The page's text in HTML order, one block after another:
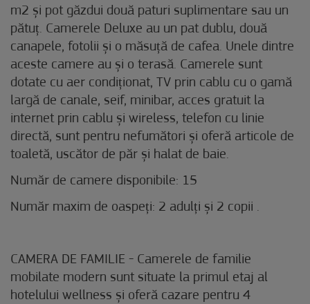
m2 și pot găzdui două paturi suplimentare sau un
pătuț. Camerele Deluxe au un pat dublu, două
canapele, fotolii și o măsuță de cafea. Unele dintre
aceste camere au și o terasă. Camerele sunt
dotate cu aer condiționat, TV prin cablu cu o gamă
largă de canale, seif, minibar, acces gratuit la
internet prin cablu și wireless, telefon cu linie
directă, sunt pentru nefumători și oferă articole de
toaletă, uscător de păr și halat de baie.
Număr de camere disponibile: 15
Număr maxim de oaspeți: 2 adulți și 2 copii .
CAMERA DE FAMILIE - Camerele de familie
mobilate modern sunt situate la primul etaj al
hotelului wellness și oferă cazare pentru 4